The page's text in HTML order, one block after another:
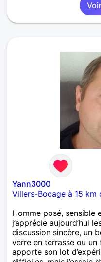
Yann3000
Villers-Bocage à 15 km
Homme posé, sensible
j’apprécie aujourd’hui
discussion sincère, un
verre en terrasse ou
apporte son lot